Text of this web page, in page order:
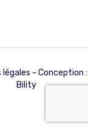
légales - Conception :
Bility